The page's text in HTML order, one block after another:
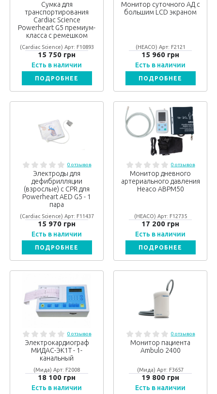
Сумка для
транспортирования
Cardiac Science
Powerheart G5 премиум-
класса с ремешком
(Cardiac Science) Арт: F10893
15 750 грн
Есть в наличии
ПОДРОБНЕЕ
Монитор суточного АД с
большим LCD экраном
(HEACO) Арт: F2121
15 960 грн
Есть в наличии
ПОДРОБНЕЕ
0 отзывов
Электроды для
дефибрилляции
(взрослые) с CPR для
Powerheart AED G5 - 1
пара
(Cardiac Science) Арт: F11437
15 970 грн
Есть в наличии
ПОДРОБНЕЕ
0 отзывов
Монитор дневного
артериального давления
Heaco ABPM50
(HEACO) Арт: F12735
17 200 грн
Есть в наличии
ПОДРОБНЕЕ
0 отзывов
Электрокардиограф
МИДАС-ЭK1T - 1-
канальный
(Мида) Арт: F2008
18 100 грн
Есть в наличии
0 отзывов
Монитор пациента
Ambulo 2400
(Мида) Арт: F3657
19 800 грн
Есть в наличии